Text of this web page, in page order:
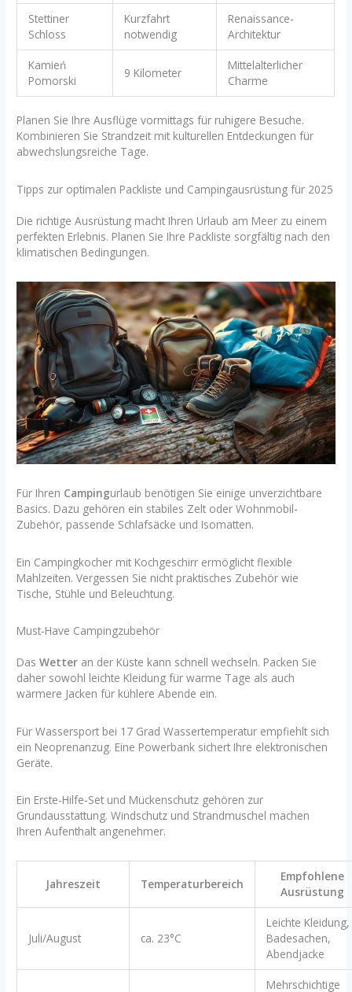
Stettiner
Schloss
Kurzfahrt
notwendig
Renaissance-
Architektur
Kamień
Pomorski
9 Kilometer
Mittelalterlicher
Charme
Planen Sie Ihre Ausflüge vormittags für ruhigere Besuche.
Kombinieren Sie Strandzeit mit kulturellen Entdeckungen für
abwechslungsreiche Tage.
Tipps zur optimalen Packliste und Campingausrüstung für 2025
Die richtige Ausrüstung macht Ihren Urlaub am Meer zu einem
perfekten Erlebnis. Planen Sie Ihre Packliste sorgfältig nach den
klimatischen Bedingungen.
Für Ihren Campingurlaub benötigen Sie einige unverzichtbare
Basics. Dazu gehören ein stabiles Zelt oder Wohnmobil-
Zubehör, passende Schlafsäcke und Isomatten.
Ein Campingkocher mit Kochgeschirr ermöglicht flexible
Mahlzeiten. Vergessen Sie nicht praktisches Zubehör wie
Tische, Stühle und Beleuchtung.
Must-Have Campingzubehör
DasWetter an der Küste kann schnell wechseln. Packen Sie
daher sowohl leichte Kleidung für warme Tage als auch
wärmere Jacken für kühlere Abende ein.
Für Wassersport bei 17 Grad Wassertemperatur empfiehlt sich
ein Neoprenanzug. Eine Powerbank sichert Ihre elektronischen
Geräte.
Ein Erste-Hilfe-Set und Mückenschutz gehören zur
Grundausstattung. Windschutz und Strandmuschel machen
Ihren Aufenthalt angenehmer.
Jahreszeit Temperaturbereich
Empfohlene
Ausrüstung
Juli/August ca. 23°C
Leichte Kleidung,
Badesachen,
Abendjacke
Mehrschichtige